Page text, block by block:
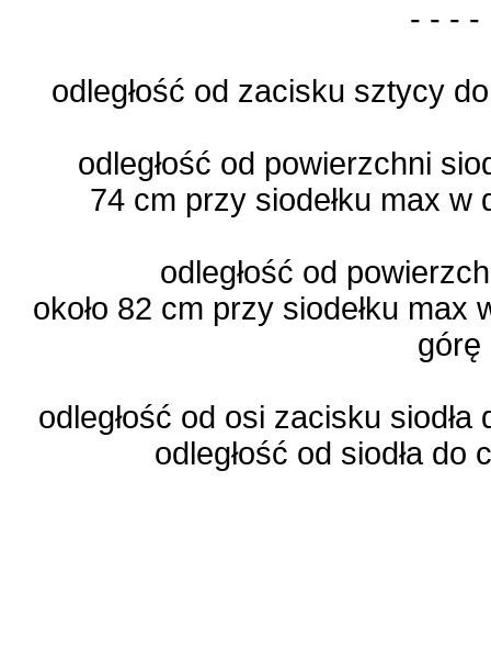
- - - -
odległość od zacisku sztycy
odległość od powierzchni
74 cm przy siodełku max w
odległość od
około 82 cm przy siodełku max
górę
odległość od osi zacisku
odległość od siodła do